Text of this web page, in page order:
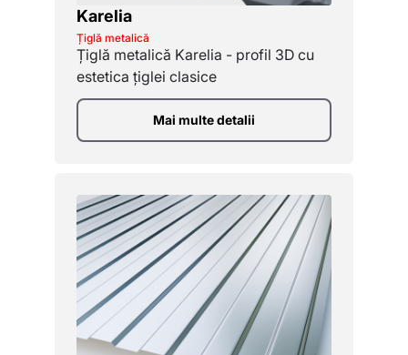
Karelia
Țiglă metalică
Țiglă metalică Karelia - profil 3D cu
estetica țiglei clasice
Mai multe detalii